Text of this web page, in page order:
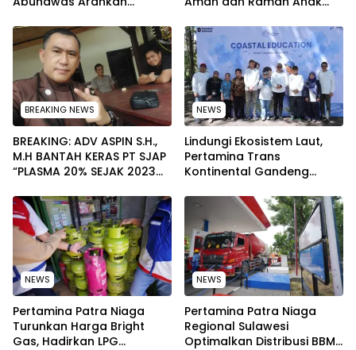
Secara Rutin dan
Menyeluruh
Nasional 2026
BREAKING NEWS
BREAKING: ADV ASPIN S.H.,
M.H BANTAH KERAS PT SJAP
“PLASMA 20% SEJAK 2023
WARGA WAWOONE!
NEWS
Lindungi Ekosistem Laut,
Pertamina Trans
Kontinental Gandeng
Kebersihan Pantai di
Bitung, Sulawesi
NEWS
Pertamina Patra Niaga
Turunkan Harga Bright
Gas, Hadirkan LPG
NEWS
Pertamina Patra Niaga
Regional Sulawesi
Optimalkan Distribusi BBM